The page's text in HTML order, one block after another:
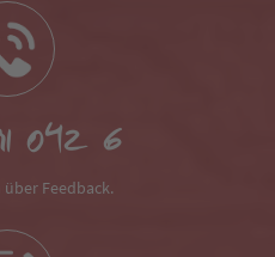
042 6
Feedback.